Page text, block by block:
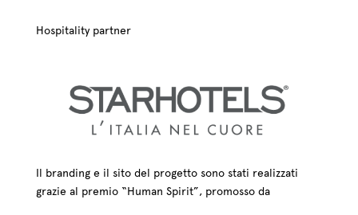
Hospitality partner
Il branding e il sito del progetto sono stati realizzati
grazie al premio “Human Spirit”, promosso da